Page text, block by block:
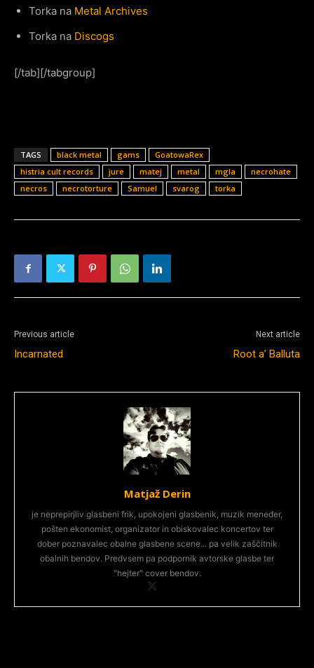
Torka na Metal Archives
Torka na Discogs
[/tab][/tabgroup]
TAGS black metal gams
GoatowaRex
histria cult records
jure matej metal mgla
necrohate
necros
necrotorture Samuel svarog torka
Previous article
Incarnated
Next article
Root a’ Balluta
Matjaž Derin
je neprepirjliv glasbeni frik, upokojeni glasbenik, muzik meneđer,
pošten ekonomist, organizator in obiskovalec koncertov ter
dober poznavalec obalne glasbene scene... pa velik zaščitnik
obalnih bendov. Predvsem pa podpornik avtorske glasbe ter
"hejter" cover bendov.